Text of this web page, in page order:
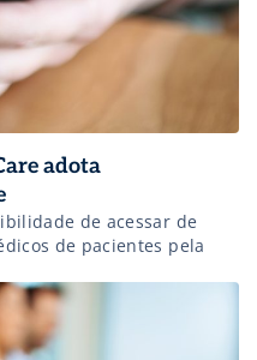
adota
de acessar de
de pacientes pela